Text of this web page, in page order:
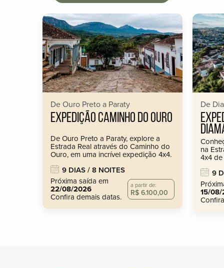
De Ouro Preto a Paraty
EXPEDIÇÃO CAMINHO DO OURO
De Ouro Preto a Paraty, explore a
Estrada Real através do Caminho do
Ouro, em uma incrível expedição 4x4.
9 DIAS / 8 NOITES
Próxima saída em
22/08/2026
Confira demais datas.
a partir de:
R$ 6.100,00
De
na
4x4
9
15/